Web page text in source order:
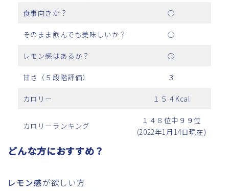
食事向きか？ ○
そのまま飲んでも美味しいか？ ○
レモン感はあるか？ ○
甘さ（５段階評価） ３
カロリー １５４Kcal
カロリーランキング
１４８位中９９位
(2022年1月14日現在)
どんな方におすすめ？
レモン感が欲しい方